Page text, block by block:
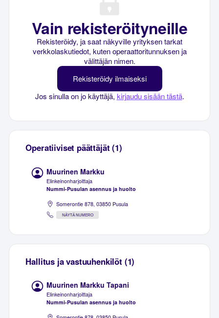
Vain rekisteröityneille
Rekisteröidy, ja saat näkyville yrityksen tarkat
verkkolaskutiedot, kuten operaattoritunnuksen ja
välittäjän nimen.
Rekisteröidy ilmaiseksi
Jos sinulla on jo käyttäjä, kirjaudu sisään tästä.
Operatiiviset päättäjät (1)
Muurinen Markku
Elinkeinonharjoittaja
Nummi-Pusulan asennus ja huolto
Somerontie 878, 03850 Pusula
NÄYTÄ NUMERO
Hallitus ja vastuuhenkilöt (1)
Muurinen Markku Tapani
Elinkeinonharjoittaja
Nummi-Pusulan asennus ja huolto